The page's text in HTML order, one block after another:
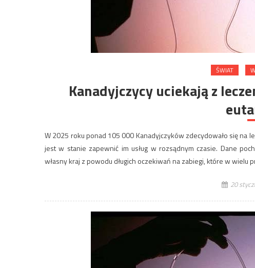
ŚWIAT
Kanadyjczycy uciekają z
W 2025 roku ponad 105 000 Kanadyjczyków zdecydowało się na
jest w stanie zapewnić im usług w rozsądnym czasie. Dane
własny kraj z powodu długich oczekiwań na zabiegi, które w
20